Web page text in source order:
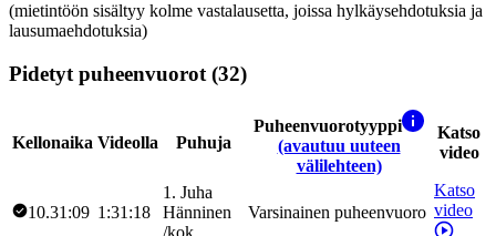
(mietintöön sisältyy kolme vastalausetta, joissa hylkäysehdotuksia ja
lausumaehdotuksia)
Pidetyt puheenvuorot (32)
Kellonaika Videolla Puhuja
Puheenvuorotyyppi
(avautuu uuteen
välilehteen)
Katso
video
10.31:09 1:31:18
1. Juha
Hänninen
Varsinainen puheenvuoro
Katso
video